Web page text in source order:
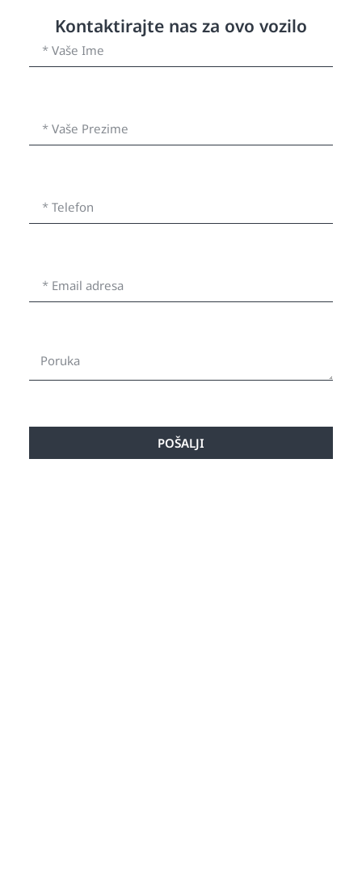
Kontaktirajte nas za ovo vozilo
POŠALJI